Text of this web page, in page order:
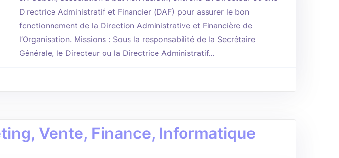
Directrice Administratif et Financier (DAF) pour assurer le bon
fonctionnement de la Direction Administrative et Financière de
l’Organisation. Missions : Sous la responsabilité de la Secrétaire
Générale, le Directeur ou la Directrice Administratif...
Vente, Finance, Informatique